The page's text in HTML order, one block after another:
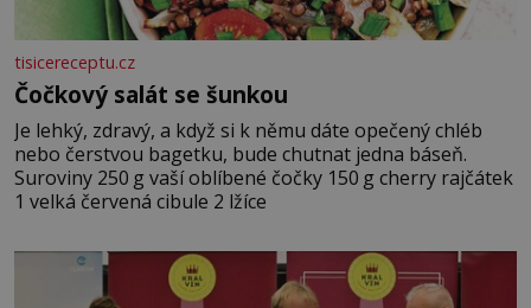
tisicereceptu.cz
Čočkový salát se šunkou
Je lehký, zdravý, a když si k němu dáte opečený chléb
nebo čerstvou bagetku, bude chutnat jedna báseň.
Suroviny 250 g vaší oblíbené čočky 150 g cherry rajčátek
1 velká červená cibule 2 lžíce